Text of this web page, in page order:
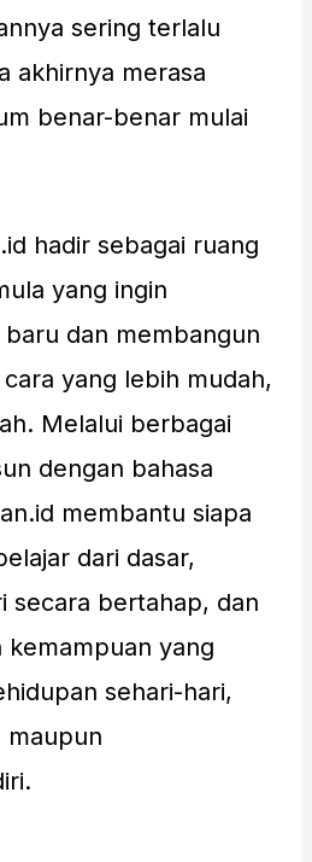
sering terlalu
akhirnya merasa
benar-benar mulai
hadir sebagai ruang
yang ingin
dan membangun
yang lebih mudah,
Melalui berbagai
dengan bahasa
membantu siapa
dari dasar,
secara bertahap, dan
kemampuan yang
sehari-hari,
maupun